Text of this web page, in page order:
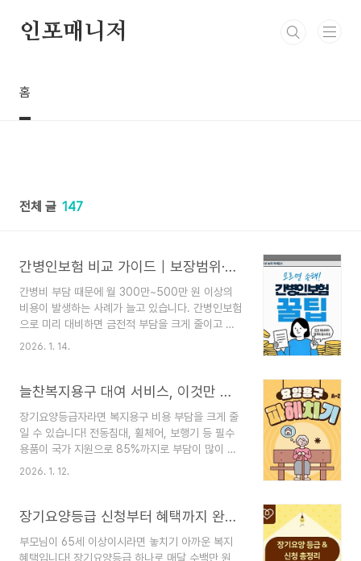
인포매니저
홈
전체 글 147
간병인보험 비교 가이드｜보장범위·보험료·절약 노하우 총정리
간병비 부담 때문에 월 300만~500만 원 이상의
비용이 발생하는 사례가 늘고 있습니다. 간병인보험
으로 미리 대비하면 금전적 부담을 크게 줄이고 가
족 모두가 안심할 수 있습니다. 지금 바로 가입 방법
절약하는 법간병인보험 숨은 혜택가입 전 체크사항
보험 상담받기 간병인보험이란?간병인보험은 질병·
상해·장기 입원 등으로 인해 타인의 간병이 필요한
상황을 대비하는 보험입니다.가입자가 간병인을 고
용하거나 요양병원 등에서 간병 서비스를 이용할 때
간병인보험 가입방법간병..
2026. 1. 14.
늘찬복지용구 대여 서비스, 이것만 알면 월 부담 90% 줄인다
장기요양등급자라면 복지용구 비용 부담을 크게 줄
일 수 있습니다! 전동침대, 휠체어, 보행기 등 필수
용품이 국가 지원으로 85%까지로 부담이 많이 줄
어듭니다! 지금 바로 지원 절차부터 준비서류, 월 렌
방법3분 완성 렌탈 절차복지용구 지원 혜택꼭 챙겨
급여란?장기요양보험 수급자가 일상생활 또는 신체
2026. 1. 12.
장기요양등급 신청부터 혜택까지 완벽 가이드
부모님이 65세 이상이시라면 놓치기 아까운 복지
혜택입니다! 장기요양등급 하나로 매달 수백만 원